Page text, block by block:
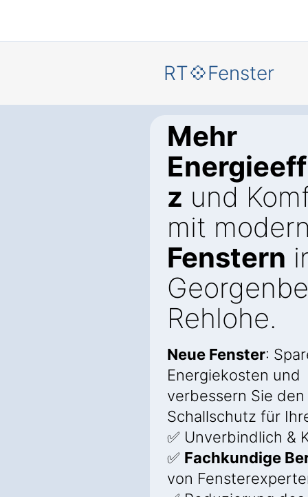
RT💠Fenster
Mehr
z und
mit
Fenstern
Rehlohe.
Neue Fenster:
Energiekosten und
verbessern Sie den
Schallschutz für
✅ Unverbindlich &
✅ Fachkundige
von